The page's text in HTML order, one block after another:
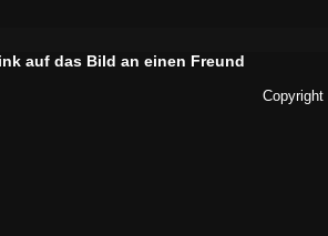
auf das Bild an einen Freund